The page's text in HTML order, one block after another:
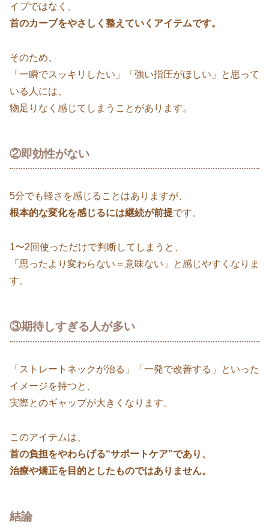
イプではなく、
首のカーブをやさしく整えていくアイテムです。
そのため、
「一瞬でスッキリしたい」「強い指圧がほしい」と思って
いる人には、
物足りなく感じてしまうことがあります。
②即効性がない
5分でも軽さを感じることはありますが、
根本的な変化を感じるには継続が前提です。
1〜2回使っただけで判断してしまうと、
「思ったより変わらない＝意味ない」と感じやすくなりま
す。
③期待しすぎる人が多い
「ストレートネックが治る」「一発で改善する」といった
イメージを持つと、
実際とのギャップが大きくなります。
このアイテムは、
首の負担をやわらげる“サポートケア”であり、
治療や矯正を目的としたものではありません。
結論